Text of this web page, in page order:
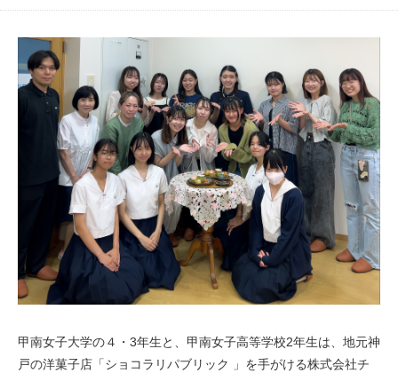
甲南女子大学の４・3年生と、甲南女子高等学校2年生は、地元神
戸の洋菓子店「ショコラリパブリック 」を手がける株式会社チ